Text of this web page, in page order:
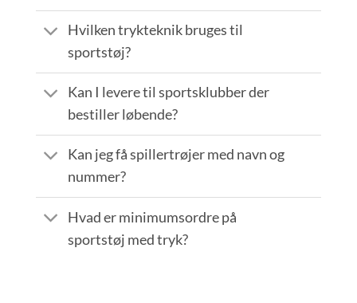
Hvilken trykteknik bruges til
sportstøj?
Kan I levere til sportsklubber der
bestiller løbende?
Kan jeg få spillertrøjer med navn og
nummer?
Hvad er minimumsordre på
sportstøj med tryk?